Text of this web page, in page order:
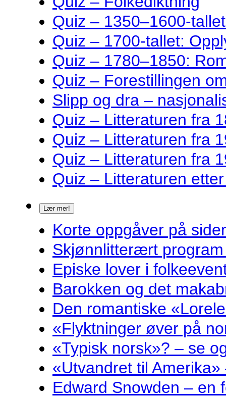
Quiz – 1350–1600-
Quiz – 1700-tallet:
Quiz – 1780–1850:
Quiz – Forestillingen
Slipp og dra –
Quiz – Litteraturen fra
Quiz – Litteraturen fra
Quiz – Litteraturen fra
Quiz – Litteraturen
Lær mer!
Korte oppgåver på
Skjønnlitterært
Episke lover i
Barokken og det
Den romantiske
«Flyktninger øver på
«Typisk norsk»? – se
«Utvandret til
Edward Snowden – en